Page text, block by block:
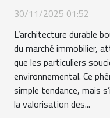
30/11/2025 01:52
L’architecture durable
du marché immobilier,
que les particuliers
environnemental. Ce
simple tendance, mais
la valorisation des...